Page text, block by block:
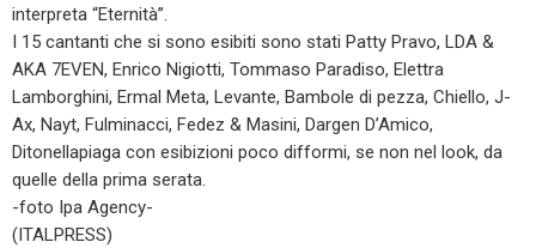
interpreta “Eternità”.
I 15 cantanti che si sono esibiti sono stati Patty Pravo, LDA &
AKA 7EVEN, Enrico Nigiotti, Tommaso Paradiso, Elettra
Lamborghini, Ermal Meta, Levante, Bambole di pezza, Chiello, J-
Ax, Nayt, Fulminacci, Fedez & Masini, Dargen D’Amico,
Ditonellapiaga con esibizioni poco difformi, se non nel look, da
quelle della prima serata.
-foto Ipa Agency-
(ITALPRESS)